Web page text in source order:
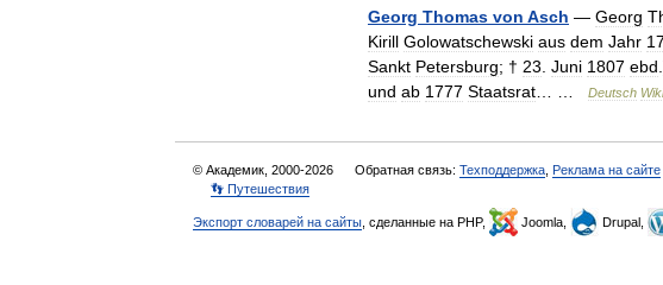
Georg Thomas von Asch — Georg
Kirill Golowatschewski aus dem Jahr
Sankt Petersburg; † 23 Juni 1807 ebd
und ab 1777 Staatsrat Deutsch
© Академик, 2000-2026 Обратная связь: Техподдержка Реклама на сайте
👣 Путешествия
Экспорт словарей на сайты , сделанные на PHP, Joomla, Drupal,